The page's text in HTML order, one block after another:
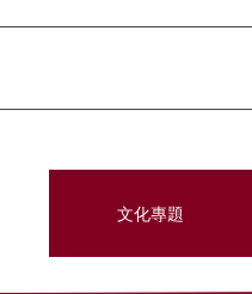
文化專題